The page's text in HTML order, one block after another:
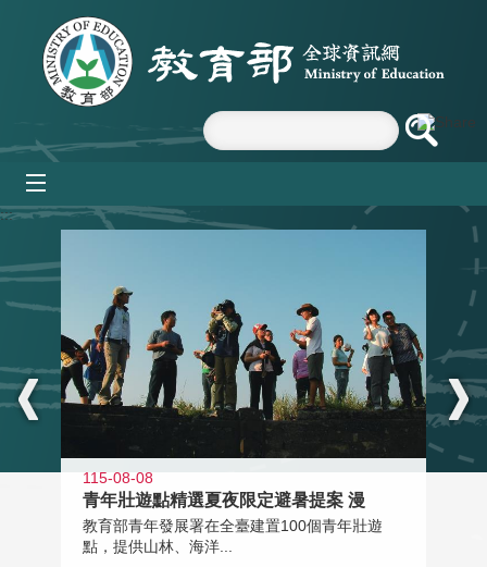
跳到主要內容區塊
:::
115-08-08
青年壯遊點精選夏夜限定避暑提案 漫
教育部青年發展署在全臺建置100個青年壯遊
點，提供山林、海洋...